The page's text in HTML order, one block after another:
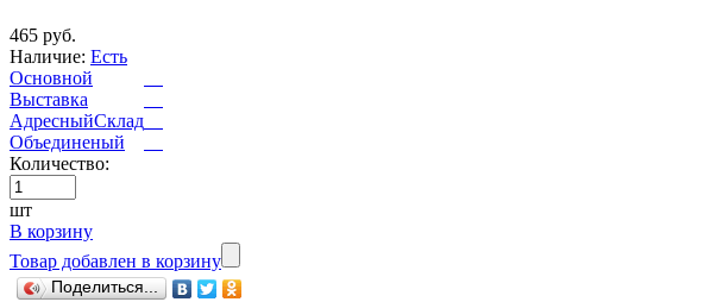
465 руб.
Наличие: Есть
Основной
Выставка
АдресныйСклад
Объединеный
Количество:
шт
В корзину
Товар добавлен в корзину
Поделиться...